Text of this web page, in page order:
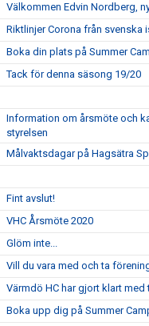
Välkommen Edvin Nordberg,
Riktlinjer Corona från
Boka din plats på Summer
Tack för denna säsong 19/20
Information om årsmöte och
styrelsen
Målvaktsdagar på Hagsätra
Fint avslut!
VHC Årsmöte 2020
Glöm inte...
Vill du vara med och ta
Värmdö HC har gjort klart med
Boka upp dig på Summer